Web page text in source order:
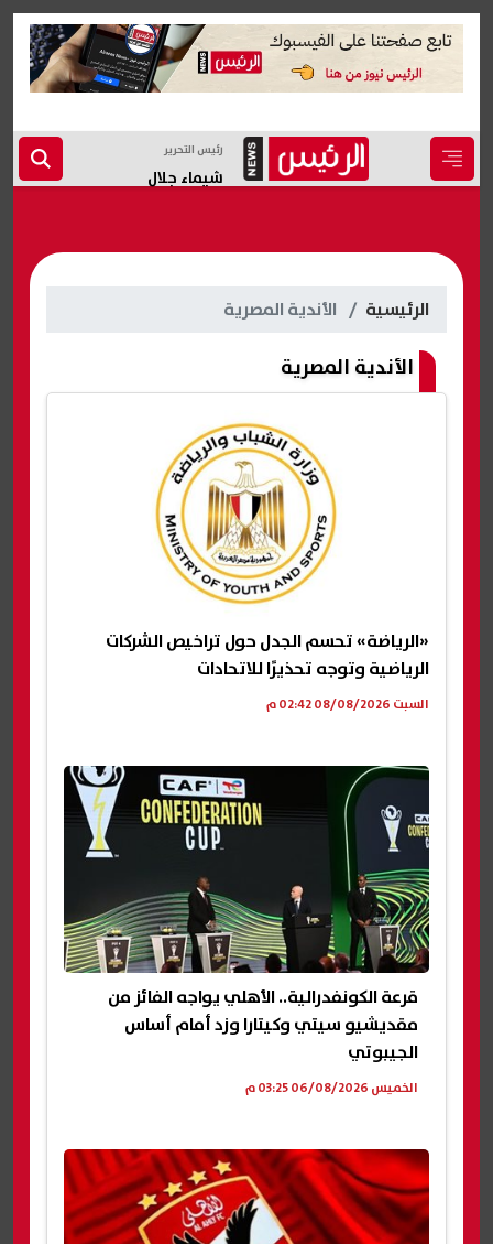
رئيس التحرير
شيماء جلال
الرئيسية الأندية المصرية
الأندية المصرية
«الرياضة» تحسم الجدل حول تراخيص الشركات
الرياضية وتوجه تحذيرًا للاتحادات
السبت 08/08/2026 02:42 م
قرعة الكونفدرالية.. الأهلي يواجه الفائز من
مقديشيو سيتي وكيتارا وزد أمام أساس
الجيبوتي
الخميس 06/08/2026 03:25 م